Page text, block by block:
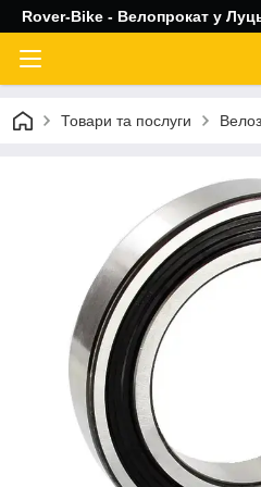
Rover-Bike - Велопрокат у
Товари та послуги